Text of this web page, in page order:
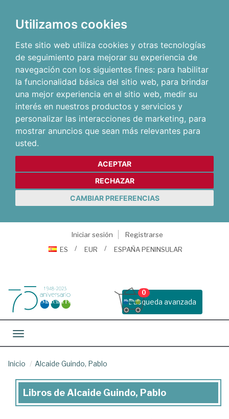
Utilizamos cookies
Este sitio web utiliza cookies y otras tecnologías
de seguimiento para mejorar su experiencia de
navegación con los siguientes fines: para habilitar
la funcionalidad básica del sitio web, para brindar
una mejor experiencia en el sitio web, medir su
interés en nuestros productos y servicios y
personalizar las interacciones de marketing, para
mostrar anuncios que sean más relevantes para
usted.
ACEPTAR
RECHAZAR
CAMBIAR PREFERENCIAS
Iniciar sesión
Registrarse
ES
EUR ESPAÑA PENINSULAR
Busqueda avanzada
0
Toggle navigation
Inicio Alcaide Guindo, Pablo
Libros
Libros de Alcaide Guindo, Pablo